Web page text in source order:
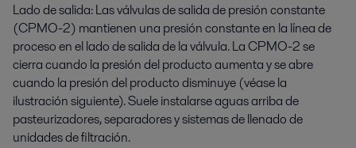
Lado de salida: Las válvulas de salida de presión constante
(CPMO-2) mantienen una presión constante en la línea de
proceso en el lado de salida de la válvula. La CPMO-2 se
cierra cuando la presión del producto aumenta y se abre
cuando la presión del producto disminuye (véase la
ilustración siguiente). Suele instalarse aguas arriba de
pasteurizadores, separadores y sistemas de llenado de
unidades de filtración.